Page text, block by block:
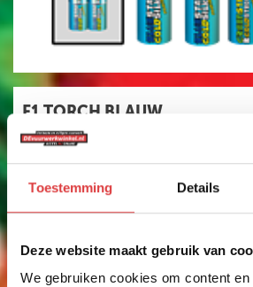
Toestemming Details
Deze website maakt gebruik van
We gebruiken cookies om content
F1 TORCH BLAUW
3 STADIONFAKKELS
art.nr: 1171B- meer info
7